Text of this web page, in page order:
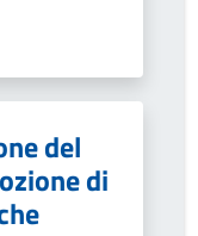
del
di